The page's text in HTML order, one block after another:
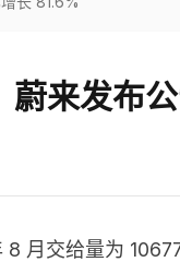
蔚来发布
月交给量为